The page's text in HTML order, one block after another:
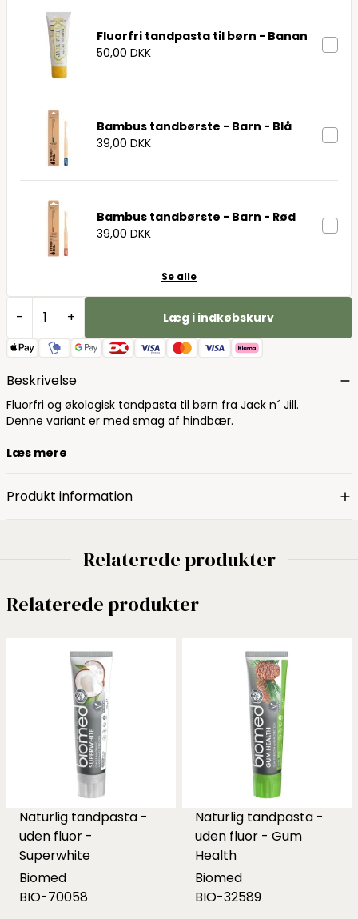
Fluorfri tandpasta til børn - Banan
50,00 DKK
Bambus tandbørste - Barn - Blå
39,00 DKK
Bambus tandbørste - Barn - Rød
39,00 DKK
Se alle
- + Læg i indkøbskurv
Beskrivelse
Fluorfri og økologisk tandpasta til børn fra Jack n´ Jill.
Denne variant er med smag af hindbær.
Læs mere
Produkt information
Relaterede produkter
Relaterede produkter
Naturlig tandpasta -
uden fluor -
Superwhite
Biomed
BIO-70058
Naturlig tandpasta -
uden fluor - Gum
Health
Biomed
BIO-32589